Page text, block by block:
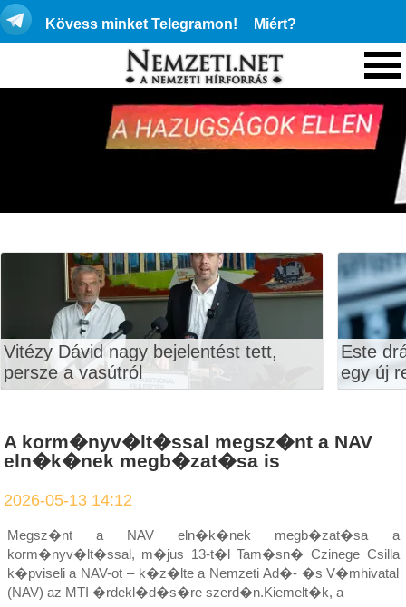
Kövess minket Telegramon! Miért?
Vitézy Dávid nagy bejelentést tett,
persze a vasútról
Este
egy új
A korm�nyv�lt�ssal megsz�nt a NAV
eln�k�nek megb�zat�sa is
2026-05-13 14:12
Megsz�nt a NAV eln�k�nek megb�zat�sa a
korm�nyv�lt�ssal, m�jus 13-t�l Tam�sn� Czinege Csilla
k�pviseli a NAV-ot – k�z�lte a Nemzeti Ad�- �s V�mhivatal
(NAV) az MTI �rdekl�d�s�re szerd�n.Kiemelt�k, a